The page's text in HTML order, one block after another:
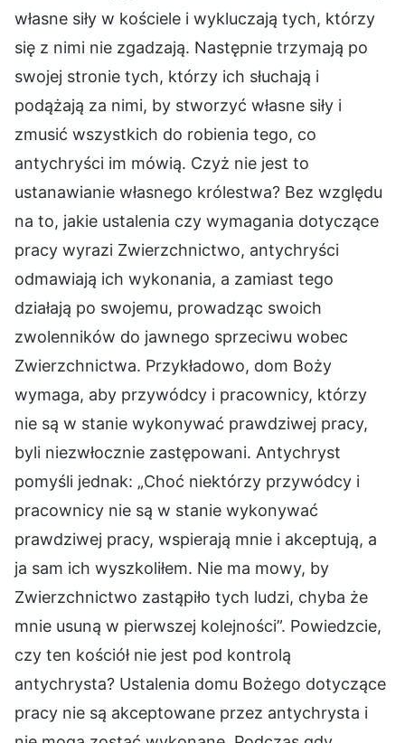
własne siły w kościele i wykluczają tych, którzy
się z nimi nie zgadzają. Następnie trzymają po
swojej stronie tych, którzy ich słuchają i
podążają za nimi, by stworzyć własne siły i
zmusić wszystkich do robienia tego, co
antychryści im mówią. Czyż nie jest to
ustanawianie własnego królestwa? Bez względu
na to, jakie ustalenia czy wymagania dotyczące
pracy wyrazi Zwierzchnictwo, antychryści
odmawiają ich wykonania, a zamiast tego
działają po swojemu, prowadząc swoich
zwolenników do jawnego sprzeciwu wobec
Zwierzchnictwa. Przykładowo, dom Boży
wymaga, aby przywódcy i pracownicy, którzy
nie są w stanie wykonywać prawdziwej pracy,
byli niezwłocznie zastępowani. Antychryst
pomyśli jednak: „Choć niektórzy przywódcy i
pracownicy nie są w stanie wykonywać
prawdziwej pracy, wspierają mnie i akceptują, a
ja sam ich wyszkoliłem. Nie ma mowy, by
Zwierzchnictwo zastąpiło tych ludzi, chyba że
mnie usuną w pierwszej kolejności”. Powiedzcie,
czy ten kościół nie jest pod kontrolą
antychrysta? Ustalenia domu Bożego dotyczące
pracy nie są akceptowane przez antychrysta i